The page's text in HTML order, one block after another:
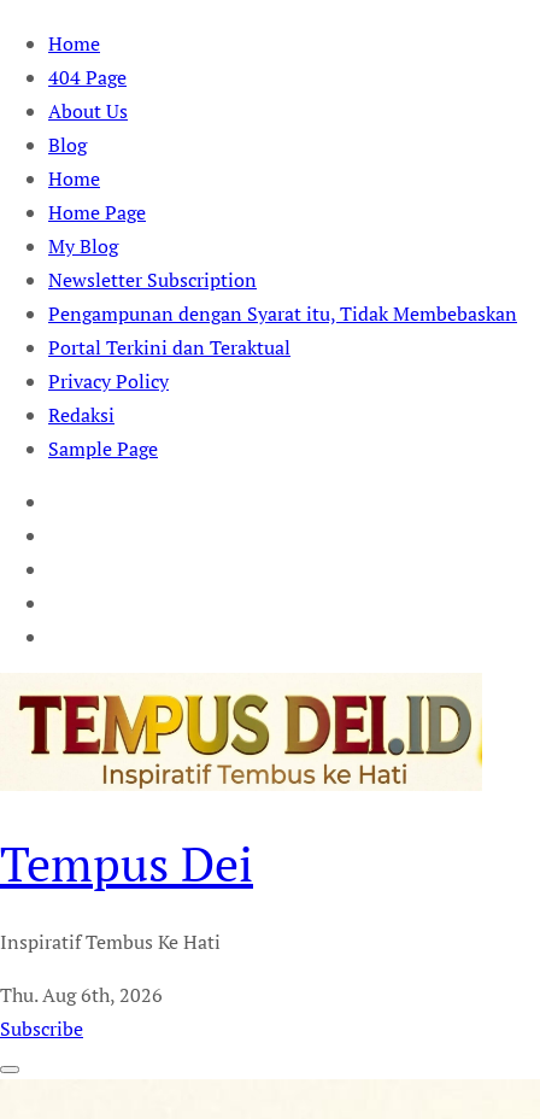
Skip
content
Home
404 Page
About Us
Blog
Home
Home Page
My Blog
Newsletter Subscription
Pengampunan dengan Syarat itu, Tidak Membebaskan
Portal Terkini dan Teraktual
Privacy Policy
Redaksi
Sample Page
Tempus Dei
Inspiratif Tembus Ke Hati
Thu. Aug 6th, 2026
Subscribe